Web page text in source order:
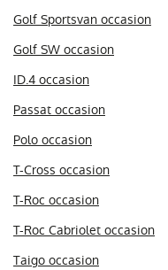
Golf Sportsvan occasion
Golf SW occasion
ID.4 occasion
Passat occasion
Polo occasion
T-Cross occasion
T-Roc occasion
T-Roc Cabriolet occasion
Taigo occasion